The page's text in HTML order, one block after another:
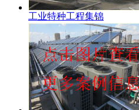
工业特种工程集锦